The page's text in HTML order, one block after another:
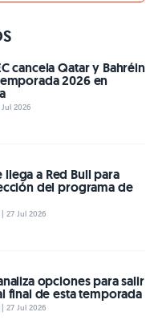
cancela Qatar y Bahréin
2026 en
2026
llega a Red Bull para
del programa de
27 Jul 2026
opciones para salir
final de esta temporada
27 Jul 2026